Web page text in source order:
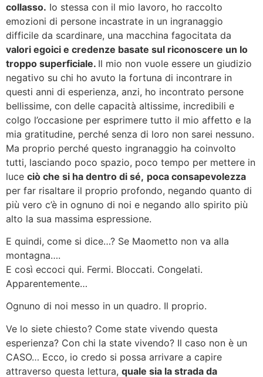
collasso. Io stessa con il mio lavoro, ho raccolto
emozioni di persone incastrate in un ingranaggio
difficile da scardinare, una macchina fagocitata da
valori egoici e credenze basate sul riconoscere un Io
troppo superficiale. Il mio non vuole essere un giudizio
negativo su chi ho avuto la fortuna di incontrare in
questi anni di esperienza, anzi, ho incontrato persone
bellissime, con delle capacità altissime, incredibili e
colgo l’occasione per esprimere tutto il mio affetto e la
mia gratitudine, perché senza di loro non sarei nessuno.
Ma proprio perché questo ingranaggio ha coinvolto
tutti, lasciando poco spazio, poco tempo per mettere in
luce ciò che si ha dentro di sé, poca consapevolezza
per far risaltare il proprio profondo, negando quanto di
più vero c’è in ognuno di noi e negando allo spirito più
alto la sua massima espressione.
E quindi, come si dice…? Se Maometto non va alla
montagna….
E così eccoci qui. Fermi. Bloccati. Congelati.
Apparentemente…
Ognuno di noi messo in un quadro. Il proprio.
Ve lo siete chiesto? Come state vivendo questa
esperienza? Con chi la state vivendo? Il caso non è un
CASO… Ecco, io credo si possa arrivare a capire
attraverso questa lettura, quale sia la strada da